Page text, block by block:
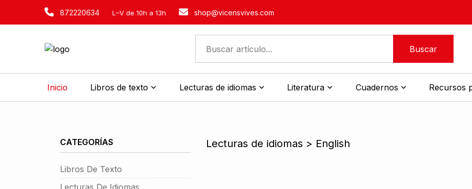
872220634 L–V de 10h a 13h shop@vicensvives.com
Buscar
Inicio Libros de texto Lecturas de idiomas Literatura Cuadernos Recursos
Lecturas de idiomas > English
CATEGORÍAS
Libros De Texto
Lecturas De Idiomas